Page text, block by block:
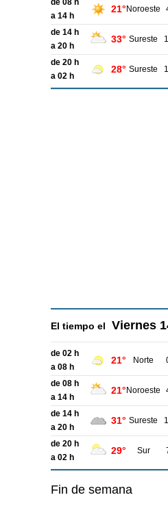
de 08 h
a 14 h
21° Noroeste
de 14 h
a 20 h
33° Sureste
de 20 h
a 02 h
28° Sureste
El tiempo el Viernes
de 02 h
a 08 h
21° Norte
de 08 h
a 14 h
21° Noroeste
de 14 h
a 20 h
31° Sureste
de 20 h
a 02 h
29° Sur
Fin de semana